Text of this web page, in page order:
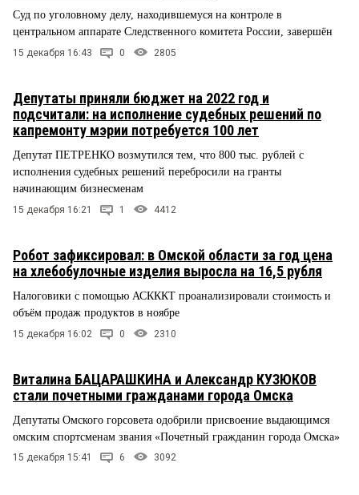
Суд по уголовному делу, находившемуся на контроле в
центральном аппарате Следственного комитета России, завершён
15 декабря 16:43 0 2805
Депутаты приняли бюджет на 2022 год и
подсчитали: на исполнение судебных решений по
капремонту мэрии потребуется 100 лет
Депутат ПЕТРЕНКО возмутился тем, что 800 тыс. рублей с
исполнения судебных решений перебросили на гранты
начинающим бизнесменам
15 декабря 16:21 1 4412
Робот зафиксировал: в Омской области за год цена
на хлебобулочные изделия выросла на 16,5 рубля
Налоговики с помощью АСКККТ проанализировали стоимость и
объём продаж продуктов в ноябре
15 декабря 16:02 0 2310
Виталина БАЦАРАШКИНА и Александр КУЗЮКОВ
стали почетными гражданами города Омска
Депутаты Омского горсовета одобрили присвоение выдающимся
омским спортсменам звания «Почетный гражданин города Омска»
15 декабря 15:41 6 3092